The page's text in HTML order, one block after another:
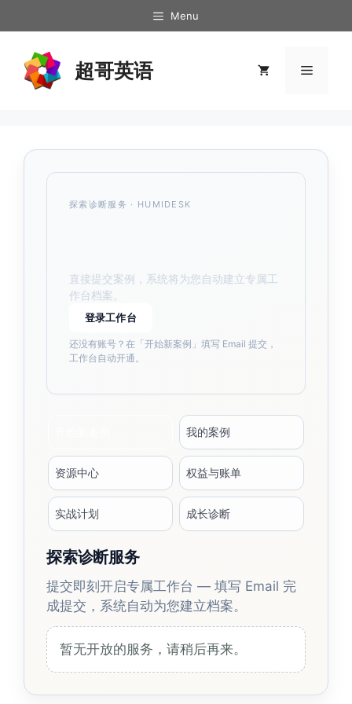
至
Menu
超哥英语 菜
探索诊断服务 · HUMIDESK
直接提交案例，系统将为您自动建立专属工
作台档案。
登录工作台
还没有账号？在「开始新案例」填写 Email 提交，
工作台自动开通。
我的案例
资源中心 权益与账单
实战计划 成长诊断
探索诊断服务
提交即刻开启专属工作台 — 填写 Email 完
成提交，系统自动为您建立档案。
暂无开放的服务，请稍后再来。